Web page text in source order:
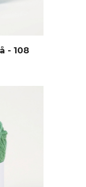
- 108